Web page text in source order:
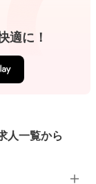
適に！
人一覧から